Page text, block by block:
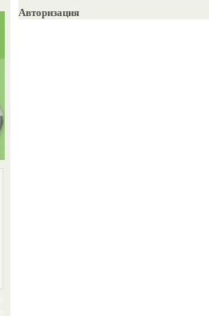
Авторизация